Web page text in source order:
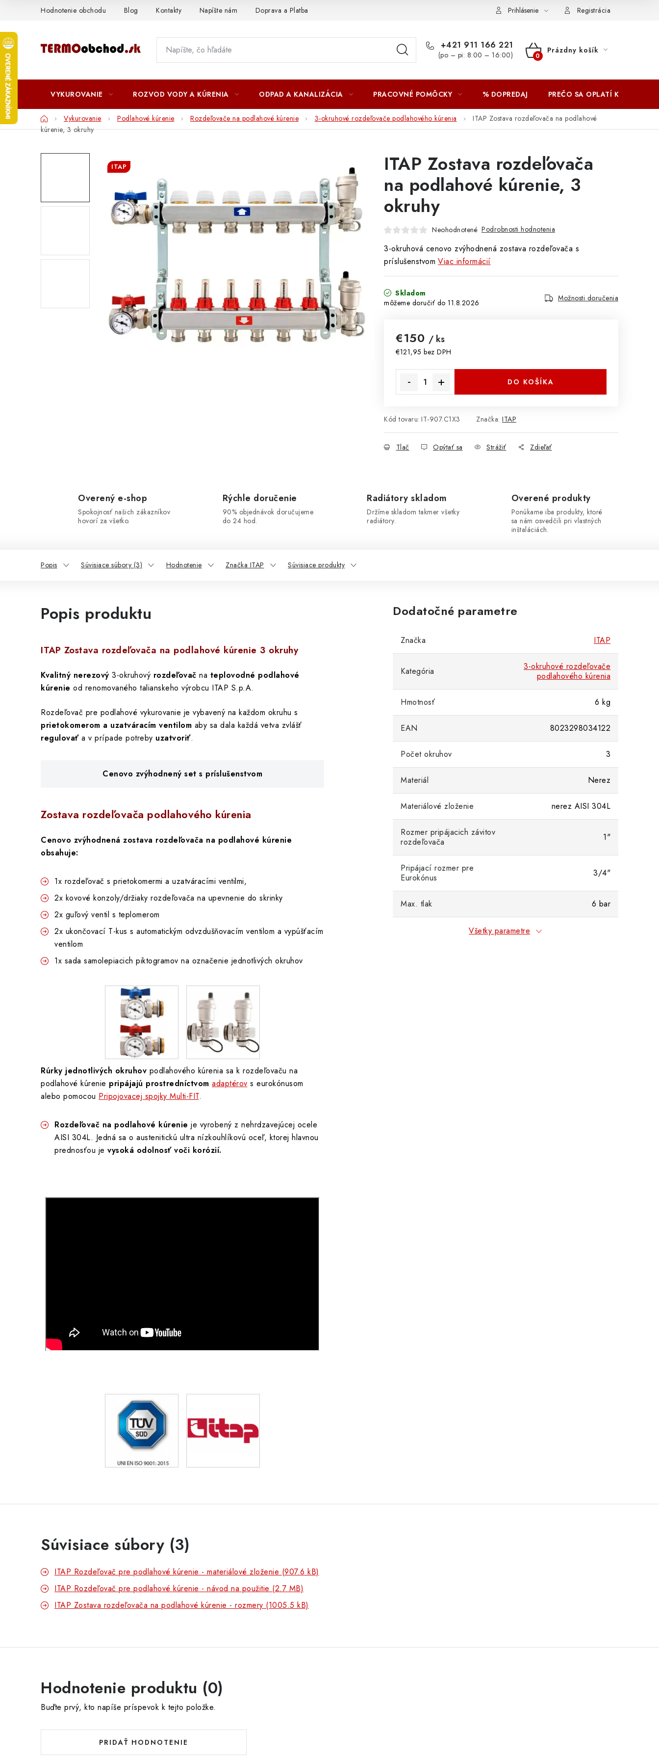
Hodnotenie obchodu Blog Kontakty Napíšte nám Doprava a Platba Prihlásenie Registrácia
+421 911 166 221
(po – pi: 8:00 – 16:00)
NÁKUPNÝ
Prázdny košík
VYKUROVANIE ROZVOD VODY A KÚRENIA ODPAD A KANALIZÁCIA PRACOVNÉ POMÔCKY % DOPREDAJ PREČO SA OPLATÍ KUPOVAŤ
DomovVykurovanie Podlahové kúrenie Rozdeľovače na podlahové kúrenie 3-okruhové rozdeľovače podlahového kúrenia
ITAP Zostava rozdeľovača na podlahové
kúrenie, 3 okruhy
ITAP Zostava rozdeľovača
na podlahové kúrenie, 3
okruhy
Neohodnotené Podrobnosti hodnotenia
3-okruhová cenovo zvýhodnená zostava rozdeľovača s
príslušenstvom Viac informácií
Skladom
11.8.2026
Možnosti doručenia
€150 / ks
€121,95 bez DPH
DO KOŠÍKA
Kód tovaru: IT-907.C1X3 Značka: ITAP
Tlač Opýtať sa Strážiť Zdieľať
ITAP
Overený e-shop
Spokojnosť našich zákazníkov
hovorí za všetko.
Rýchle doručenie
90% objednávok doručujeme
do 24 hod.
Radiátory skladom
Držíme skladom takmer všetky
radiátory.
Overené produkty
Ponúkame iba produkty, ktoré
sa nám osvedčili pri vlastných
inštaláciách.
Popis Súvisiace súbory (3) Hodnotenie Značka ITAP Súvisiace produkty
Popis produktu
ITAP Zostava rozdeľovača na podlahové kúrenie 3 okruhy
Kvalitný nerezový 3-okruhový rozdeľovač na teplovodné podlahové
kúrenie od renomovaného talianskeho výrobcu ITAP S.p.A.
Rozdeľovač pre podlahové vykurovanie je vybavený na každom okruhu s
prietokomerom a uzatváracím ventilom aby sa dala každá vetva zvlášť
regulovaťa v prípade potreby uzatvoriť.
Cenovo zvýhodnený set s príslušenstvom
Zostava rozdeľovača podlahového kúrenia
Cenovo zvýhodnená zostava rozdeľovača na podlahové kúrenie
obsahuje:
1x rozdeľovač s prietokomermi a uzatváracími ventilmi,
2x kovové konzoly/držiaky rozdeľovača na upevnenie do skrinky
2x guľový ventil s teplomerom
2x ukončovací T-kus s automatickým odvzdušňovacím ventilom a vypúšťacím
ventilom
1x sada samolepiacich piktogramov na označenie jednotlivých okruhov
Rúrky jednotlivých okruhov podlahového kúrenia sa k rozdeľovaču na
podlahové kúrenie pripájajú prostredníctvom adaptérov s eurokónusom
alebo pomocou Pripojovacej spojky Multi-FIT.
Rozdeľovač na podlahové kúrenie je vyrobený z nehrdzavejúcej ocele
AISI 304L. Jedná sa o austenitickú ultra nízkouhlíkovú oceľ, ktorej hlavnou
prednosťou je vysoká odolnosť voči korózií.
Dodatočné parametre
Značka ITAP
Kategória
3-okruhové rozdeľovače
podlahového kúrenia
Hmotnosť 6 kg
EAN 8023298034122
Počet okruhov 3
Materiál Nerez
Materiálové zloženie nerez AISI 304L
Rozmer pripájacich závitov
rozdeľovača
1"
Pripájací rozmer pre
Eurokónus
3/4"
Max. tlak 6 bar
Všetky parametre
Súvisiace súbory (3)
ITAP Rozdeľovač pre podlahové kúrenie - materiálové zloženie (907.6 kB)
ITAP Rozdeľovač pre podlahové kúrenie - návod na použitie (2.7 MB)
ITAP Zostava rozdeľovača na podlahové kúrenie - rozmery (1005.5 kB)
Hodnotenie produktu (0)
Buďte prvý, kto napíše príspevok k tejto položke.
PRIDAŤ HODNOTENIE